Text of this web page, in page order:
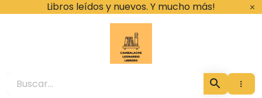
Libros leídos y nuevos. Y mucho más!
Cambalache